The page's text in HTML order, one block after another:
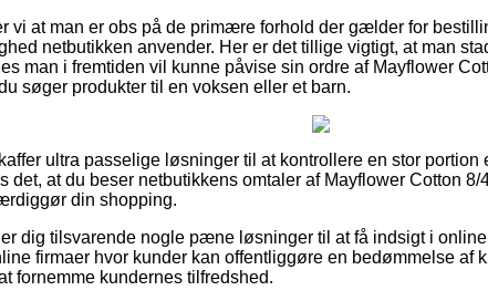
vi at man er obs på de primære forhold der gælder for
netbutikken anvender. Her er det tillige vigtigt, at man
man i fremtiden vil kunne påvise sin ordre af Mayflower
søger produkter til en voksen eller et barn.
ultra passelige løsninger til at kontrollere en stor
det, at du beser netbutikkens omtaler af Mayflower Cotton
din shopping.
dig tilsvarende nogle pæne løsninger til at få indsigt i
firmaer hvor kunder kan offentliggøre en bedømmelse af
fornemme kundernes tilfredshed.